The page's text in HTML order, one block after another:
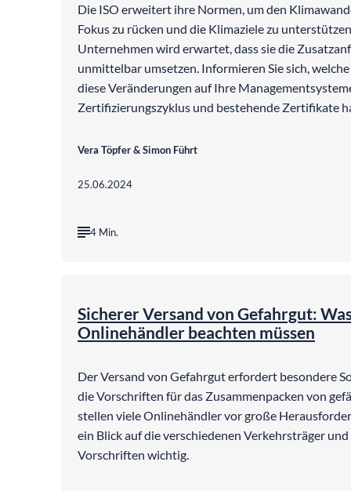
Die ISO erweitert ihre Normen, um den
Fokus zu rücken und die Klimaziele zu
Unternehmen wird erwartet, dass sie die
unmittelbar umsetzen. Informieren Sie sich,
diese Veränderungen auf Ihre
Zertifizierungszyklus und bestehende Zertifikate
Vera Töpfer & Simon Führt
25.06.2024
4 Min.
Sicherer Versand von Gefahrgut:
Onlinehändler beachten müssen
Der Versand von Gefahrgut erfordert besondere
die Vorschriften für das Zusammenpacken von
stellen viele Onlinehändler vor große
ein Blick auf die verschiedenen Verkehrsträger
Vorschriften wichtig.